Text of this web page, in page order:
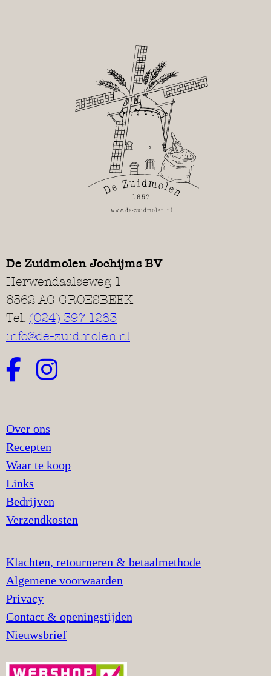
De Zuidmolen Jochijms BV
Herwendaalseweg 1
6562 AG GROESBEEK
Tel: (024) 397 1283
info@de-zuidmolen.nl
Over ons
Recepten
Waar te koop
Links
Bedrijven
Verzendkosten
Klachten, retourneren & betaalmethode
Algemene voorwaarden
Privacy
Contact & openingstijden
Nieuwsbrief